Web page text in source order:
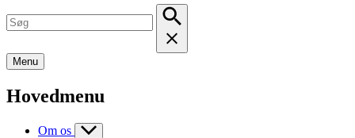
Menu
Hovedmenu
Om os